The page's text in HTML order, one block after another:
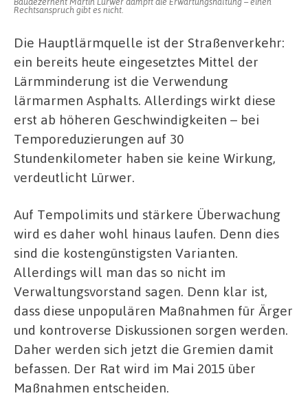
Rechtsanspruch gibt es nicht.
Die Hauptlärmquelle ist der Straßenverkehr:
ein bereits heute eingesetztes Mittel der
Lärmminderung ist die Verwendung
lärmarmen Asphalts. Allerdings wirkt diese
erst ab höheren Geschwindigkeiten – bei
Temporeduzierungen auf 30
Stundenkilometer haben sie keine Wirkung,
verdeutlicht Lürwer.
Auf Tempolimits und stärkere Überwachung
wird es daher wohl hinaus laufen. Denn dies
sind die kostengünstigsten Varianten.
Allerdings will man das so nicht im
Verwaltungsvorstand sagen. Denn klar ist,
dass diese unpopulären Maßnahmen für Ärger
und kontroverse Diskussionen sorgen werden.
Daher werden sich jetzt die Gremien damit
befassen. Der Rat wird im Mai 2015 über
Maßnahmen entscheiden.